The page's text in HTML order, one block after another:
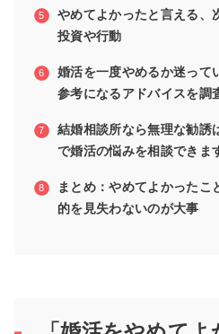
やめてよかったと言える、
投資や行動
婚活を一度やめるか迷っ
参考になるアドバイスを調
結婚相談所なら無理な勧誘
で婚活の悩みを相談できま
まとめ：やめてよかったこ
的を見失わないのが大事